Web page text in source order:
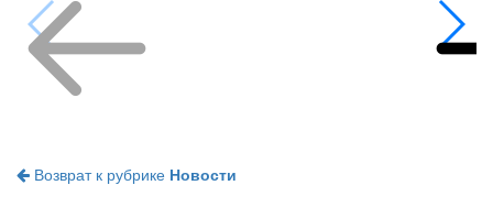
Возврат к рубрике Новости